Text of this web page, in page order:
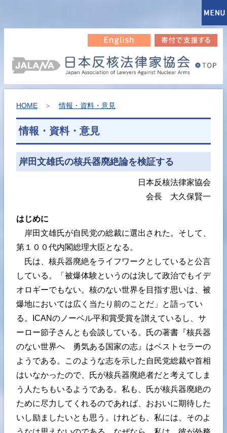
HOME ＞情報・資料・意見
情報・資料・意見
岸田文雄氏の核兵器廃絶論を検証する
日本反核法律家協会
会長 大久保賢一
はじめに
岸田文雄氏が自民党の総裁に選出された。そして、
第１００代内閣総理大臣となる。
氏は、核兵器廃絶をライフワークとしていると公言
している。「被爆体験というのは決して政治でもイデ
オロギーでもない。核のない世界を目指す思いは、被
爆地においては広く当たり前のことだ」と語ってい
る。ICANのノーベル平和賞受賞を讃えているし、サ
ーロー節子さんとも会談している。氏の著書『核兵器
のない世界へ 勇気ある国家の志』はベストセラーの
ようである。このような志を示した自民党総裁や首相
はいなかったので、氏が核兵器廃絶者だと考えてしま
う人たちもいるようである。私も、氏が核兵器廃絶の
ために尽力してくれるのであれば、おおいに期待した
いし励ましたいとも思う。けれども、私には、そのよ